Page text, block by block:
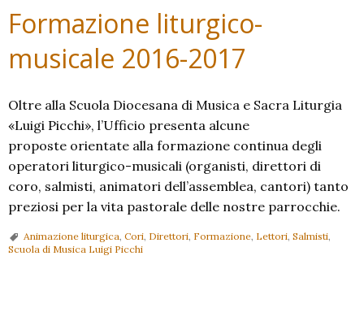
Formazione liturgico-
musicale 2016-2017
Oltre alla Scuola Diocesana di Musica e Sacra Liturgia
«Luigi Picchi», l’Ufficio presenta alcune
proposte orientate alla formazione continua degli
operatori liturgico-musicali (organisti, direttori di
coro, salmisti, animatori dell’assemblea, cantori) tanto
preziosi per la vita pastorale delle nostre parrocchie.
Animazione liturgica, Cori, Direttori, Formazione, Lettori, Salmisti,
Scuola di Musica Luigi Picchi